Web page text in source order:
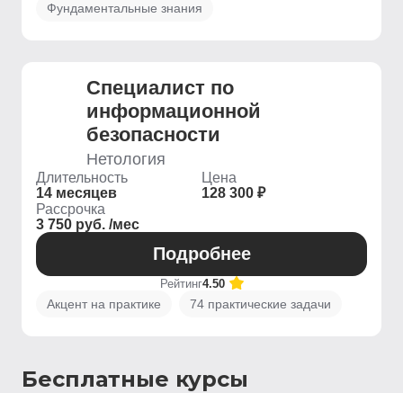
Фундаментальные знания
Специалист по
информационной
безопасности
Нетология
Длительность
14 месяцев
Цена
128 300 ₽
Рассрочка
3 750 руб. /мес
Подробнее
Рейтинг4.50
Акцент на практике 74 практические задачи
Бесплатные курсы